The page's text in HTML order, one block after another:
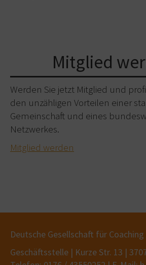
Mitglied
Werden Sie jetzt Mitglied und
den unzähligen Vorteilen einer
Gemeinschaft und eines
Netzwerkes.
Mitglied werden
Deutsche Gesellschaft für Coaching
Geschäftsstelle | Kurze Str. 13 |